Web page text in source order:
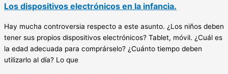
Los dispositivos electrónicos en la infancia.
Hay mucha controversia respecto a este asunto. ¿Los niños deben
tener sus propios dispositivos electrónicos? Tablet, móvil. ¿Cuál es
la edad adecuada para comprárselo? ¿Cuánto tiempo deben
utilizarlo al día? Lo que